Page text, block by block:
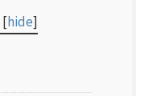
[hide]